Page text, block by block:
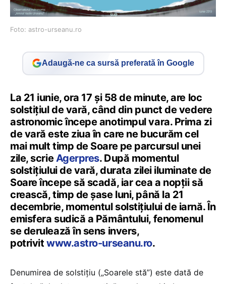
Foto: astro-urseanu.ro
Adaugă-ne ca sursă preferată în Google
La 21 iunie, ora 17 şi 58 de minute, are loc
solstiţiul de vară, când din punct de vedere
astronomic începe anotimpul vara. Prima zi
de vară este ziua în care ne bucurăm cel
mai mult timp de Soare pe parcursul unei
zile, scrie Agerpres. După momentul
solstiţiului de vară, durata zilei iluminate de
Soare începe să scadă, iar cea a nopţii să
crească, timp de şase luni, până la 21
decembrie, momentul solstiţiului de iarnă. În
emisfera sudică a Pământului, fenomenul
se derulează în sens invers,
potrivit www.astro-urseanu.ro.
Denumirea de solstiţiu („Soarele stă”) este dată de